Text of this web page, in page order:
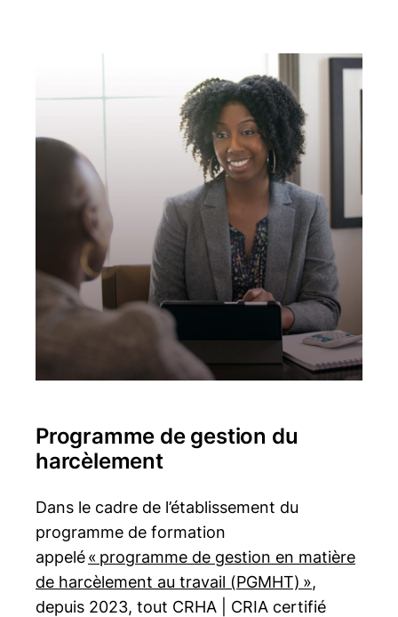
Programme de gestion du
harcèlement
Dans le cadre de l’établissement du
programme de formation
appelé« programme de gestion en matière
de harcèlement au travail (PGMHT) »,
depuis 2023, tout CRHA | CRIA certifié